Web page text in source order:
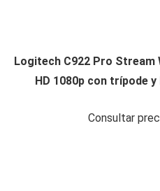
Logitech C922 Pro Stream
HD 1080p con trípode
Consultar